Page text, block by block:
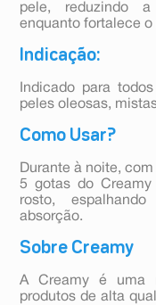
pele, reduzindo
enquanto fortalece
Indicação:
Indicado para
peles oleosas,
Como Usar?
Durante à noite,
5 gotas do
rosto,
absorção.
Sobre Creamy
A Creamy é uma
produtos de alta